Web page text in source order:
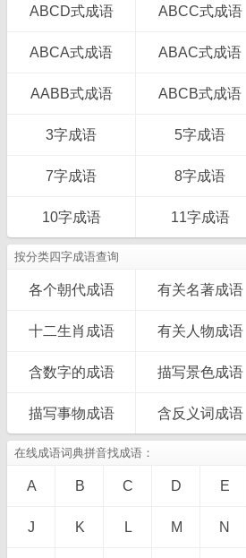
ABCD式成语 ABCC式成语
ABCA式成语 ABAC式成语
AABB式成语 ABCB式成语
3字成语 5字成语
7字成语 8字成语
10字成语 11字成语
按分类四字成语查询
各个朝代成语 有关名著成语
十二生肖成语 有关人物成语
含数字的成语 描写景色成语
描写事物成语 含反义词成语
在线成语词典拼音找成语：
A B C D E
J K L M N